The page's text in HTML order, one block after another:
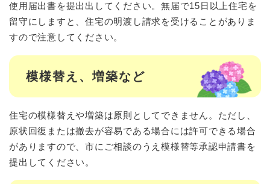
使用届出書を提出出してください。無届で15日以上住宅を
留守にしますと、住宅の明渡し請求を受けることがありま
すので注意してください。
模様替え、増築など
住宅の模様替えや増築は原則としてできません。ただし、
原状回復または撤去が容易である場合には許可できる場合
がありますので、市にご相談のうえ模様替等承認申請書を
提出してください。